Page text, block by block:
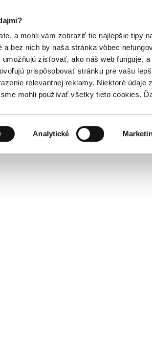
a mohli vám zobraziť tie najlepšie tipy
bez nich by naša stránka vôbec
zisťovať, ako náš web funguje, a
prispôsobovať stránku pre vašu
relevantnej reklamy. Niektoré údaje
mohli používať všetky tieto cookies.
Analytické